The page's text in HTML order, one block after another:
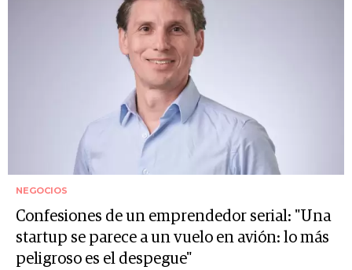
NEGOCIOS
Confesiones de un emprendedor serial: "Una
startup se parece a un vuelo en avión: lo más
peligroso es el despegue"